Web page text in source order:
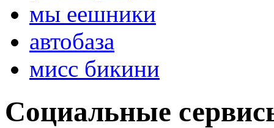
мы еешники
автобаза
мисс бикини
Социальные